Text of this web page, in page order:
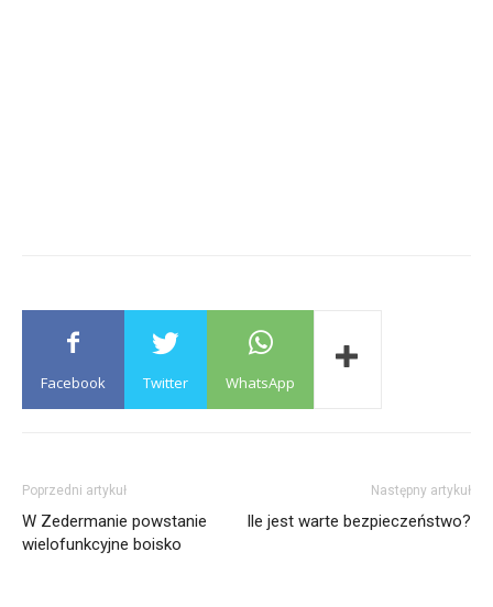
Facebook Twitter WhatsApp
Poprzedni artykuł
W Zedermanie powstanie
wielofunkcyjne boisko
Następny artykuł
Ile jest warte bezpieczeństwo?